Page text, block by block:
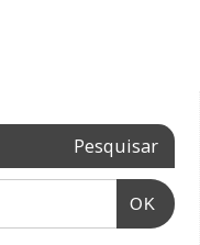
Pesquisar
OK